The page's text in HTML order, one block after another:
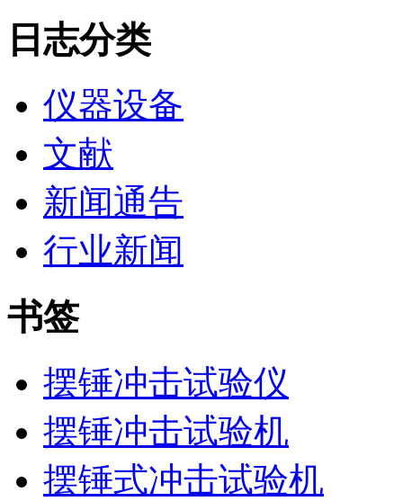
日志分类
仪器设备
文献
新闻通告
行业新闻
书签
摆锤冲击试验仪
摆锤冲击试验机
摆锤式冲击试验机